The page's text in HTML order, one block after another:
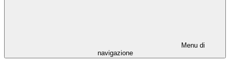
Menu di
navigazione